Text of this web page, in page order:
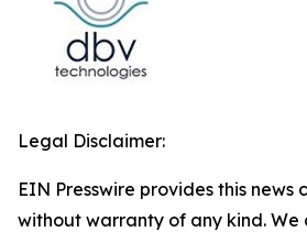
Legal Disclaimer:
EIN Presswire provides this news
without warranty of any kind.